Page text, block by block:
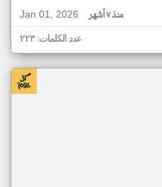
Jan 01, 2026
منذ ٧ أشهر
عدد الكلمات: ٢٢٣